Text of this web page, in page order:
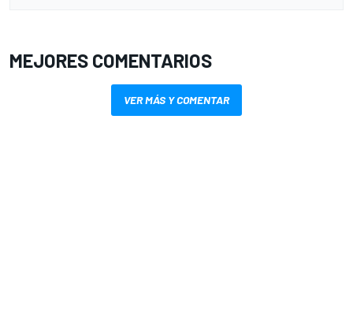
MEJORES COMENTARIOS
VER MÁS Y COMENTAR